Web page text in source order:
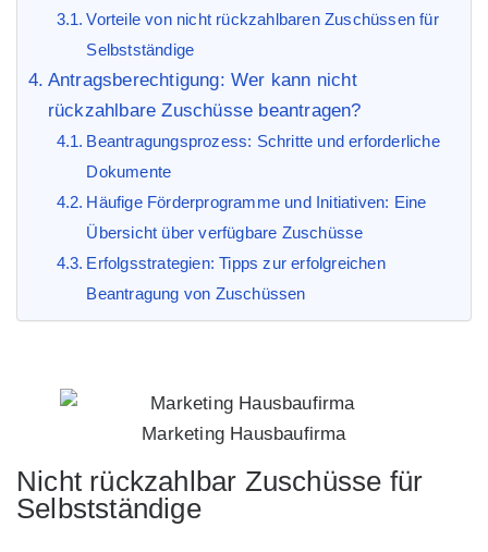
Vorteile von nicht rückzahlbaren Zuschüssen für
Selbstständige
Antragsberechtigung: Wer kann nicht
rückzahlbare Zuschüsse beantragen?
Beantragungsprozess: Schritte und erforderliche
Dokumente
Häufige Förderprogramme und Initiativen: Eine
Übersicht über verfügbare Zuschüsse
Erfolgsstrategien: Tipps zur erfolgreichen
Beantragung von Zuschüssen
Marketing Hausbaufirma
Nicht rückzahlbar Zuschüsse für
Selbstständige